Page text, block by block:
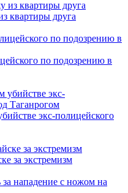
квартиры друга
по подозрению в
экс-полицейского
за экстремизм